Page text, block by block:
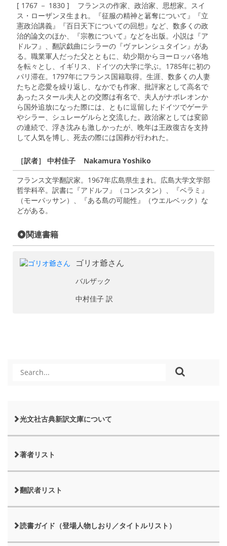
[ 1767 － 1830 ] フランスの作家、政治家、思想家。スイ
ス・ローザンヌ生まれ。『征服の精神と簒奪について』『立
憲政治講義』『百日天下についての回想』など、数多くの政
治的論文のほか、『宗教について』などを出版。小説は『ア
ドルフ』、翻訳戯曲にシラーの『ヴァレンシュタイン』があ
る。職業軍人だった父とともに、幼少期からヨーロッパ各地
を転々とし、イギリス、ドイツの大学に学ぶ。1785年に初の
パリ滞在。1797年にフランス国籍取得。生涯、数多くの人妻
たちと恋愛を繰り返し、なかでも作家、批評家として高名で
あったスタール夫人との交際は有名で、夫人がナポレオンか
ら国外追放になった際には、ともに逗留したドイツでゲーテ
やシラー、シュレーゲルらと交流した。政治家としては変節
の連続で、浮き沈みも激しかったが、晩年は王政復古を支持
して人気を博し、死去の際には国葬が行われた。
［訳者］ 中村佳子 Nakamura Yoshiko
フランス文学翻訳家。1967年広島県生まれ。広島大学文学部
哲学科卒。訳書に『アドルフ』（コンスタン）、『ベラミ』
（モーパッサン）、『ある島の可能性』（ウエルベック）な
どがある。
関連書籍
ゴリオ爺さん
バルザック
中村佳子 訳
光文社古典新訳文庫について
著者リスト
翻訳者リスト
読書ガイド（登場人物しおり／タイトルリスト）